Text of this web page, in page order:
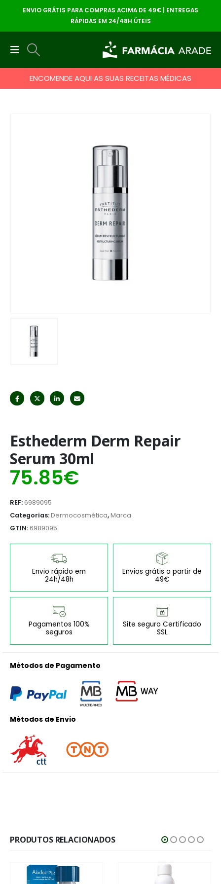
ENVIO GRÁTIS PARA COMPRAS ACIMA DE 49€ | ENTREGAS
RÁPIDAS EM 24/48H ÚTEIS
ENCOMENDE AQUI AS SUAS RECEITAS MÉDICAS
Esthederm Derm Repair
Serum 30ml
75.85€
REF:6989095
Categorias:Dermocosmética,Marca
GTIN:6989095
Envio rápido em
24h/48h
Envios grátis a partir de
49€
Pagamentos 100%
seguros
Site seguro Certificado
SSL
Métodos de Pagamento
Métodos de Envio
PRODUTOS RELACIONADOS